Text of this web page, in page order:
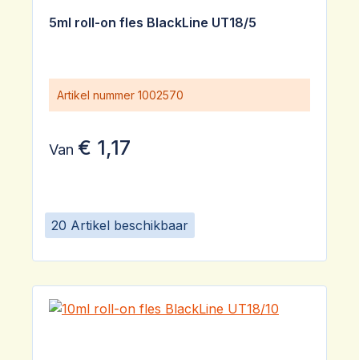
20 Artikel beschikbaar
5ml roll-on fles BlackLine UT18/5
Artikel nummer 1002570
Van € 1,17